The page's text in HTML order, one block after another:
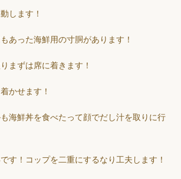
します！
あった海鮮用の寸胴があります！
まずは席に着きます！
かせます！
海鮮丼を食べたって顔でだし汁を取りに行
す！コップを二重にするなり工夫します！